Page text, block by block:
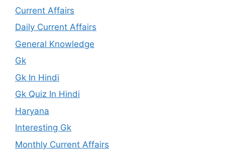
Current Affairs
Daily Current Affairs
General Knowledge
Gk
Gk In Hindi
Gk Quiz In Hindi
Haryana
Interesting Gk
Monthly Current Affairs